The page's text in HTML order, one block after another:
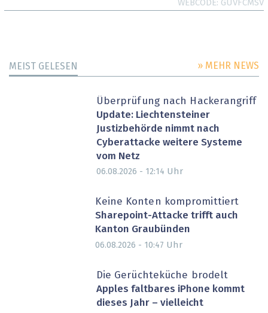
WEBCODE GUVFCMSV
MEIST GELESEN » MEHR NEWS
Überprüfung nach Hackerangriff
Update: Liechtensteiner
Justizbehörde nimmt nach
Cyberattacke weitere Systeme
vom Netz
06.08.2026 - 12:14 Uhr
Keine Konten kompromittiert
Sharepoint-Attacke trifft auch
Kanton Graubünden
06.08.2026 - 10:47 Uhr
Die Gerüchteküche brodelt
Apples faltbares iPhone kommt
dieses Jahr – vielleicht